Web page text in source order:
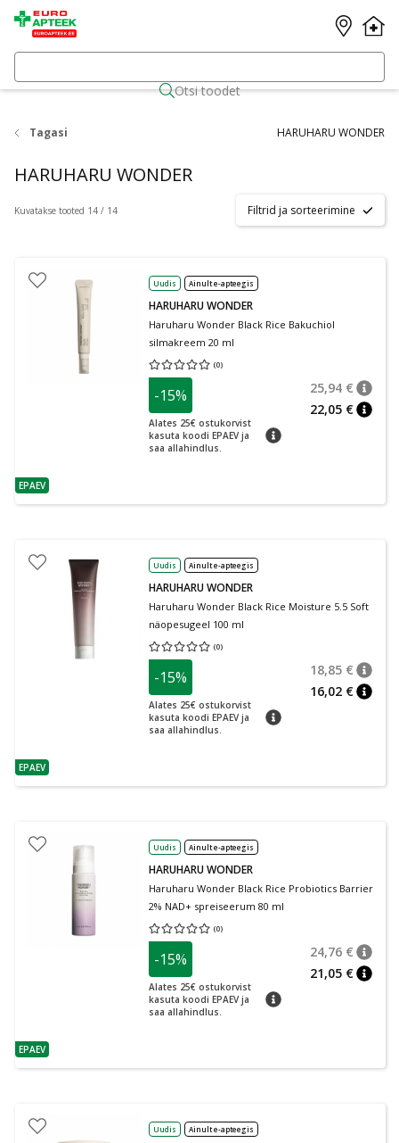
Otsi toodet
Tagasi HARUHARU WONDER
HARUHARU WONDER
Kuvatakse tooted 14 / 14 Filtrid ja sorteerimine
nõuanne
EPAEV
Uudis Ainult e-apteegis
HARUHARU WONDER
Haruharu Wonder Black Rice Bakuchiol
silmakreem 20 ml
(0)
Keskmine hinnang 0.00
-15%
Alates 25€ ostukorvist
kasuta koodi EPAEV ja
saa allahindlus.
nõuanne
25,94 €
22,05 €
nõuanne
EPAEV
Uudis Ainult e-apteegis
HARUHARU WONDER
Haruharu Wonder Black Rice Moisture 5.5 Soft
näopesugeel 100 ml
(0)
Keskmine hinnang 0.00
-15%
Alates 25€ ostukorvist
kasuta koodi EPAEV ja
saa allahindlus.
nõuanne
18,85 €
16,02 €
nõuanne
EPAEV
Uudis Ainult e-apteegis
HARUHARU WONDER
Haruharu Wonder Black Rice Probiotics Barrier
2% NAD+ spreiseerum 80 ml
(0)
Keskmine hinnang 0.00
-15%
Alates 25€ ostukorvist
kasuta koodi EPAEV ja
saa allahindlus.
nõuanne
24,76 €
21,05 €
Uudis Ainult e-apteegis